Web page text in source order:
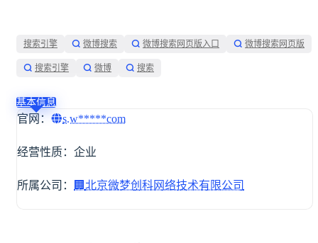
搜索引擎 微博搜索 微博搜索网页版入口 微博搜索网页版
搜索引擎 微博 搜索
基本信息
官网： s.w*****com
经营性质：企业
所属公司： 🏢 北京微梦创科网络技术有限公司